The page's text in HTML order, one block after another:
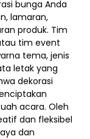
bunga Anda
lamaran,
produk. Tim
tim event
tema, jenis
letak yang
dekorasi
acara. Oleh
dan fleksibel
dan